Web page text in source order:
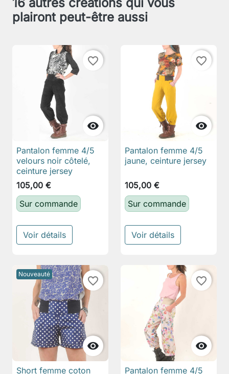
plairont peut-être aussi

favorite_border
Pantalon femme 4/5
velours noir côtelé,
ceinture jersey
105,00 €
Sur commande
Voir détails

favorite_border
Pantalon femme 4/5
jaune, ceinture jersey
105,00 €
Sur commande
Voir détails
Nouveauté

favorite_border
Short femme coton

favorite_border
Pantalon femme 4/5